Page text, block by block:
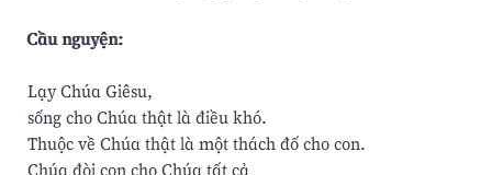
Cầu nguyện:
Lạy Chúa Giêsu,
sống cho Chúa thật là điều khó.
Thuộc về Chúa thật là một thách đố cho con.
Chúa đòi con cho Chúa tất cả